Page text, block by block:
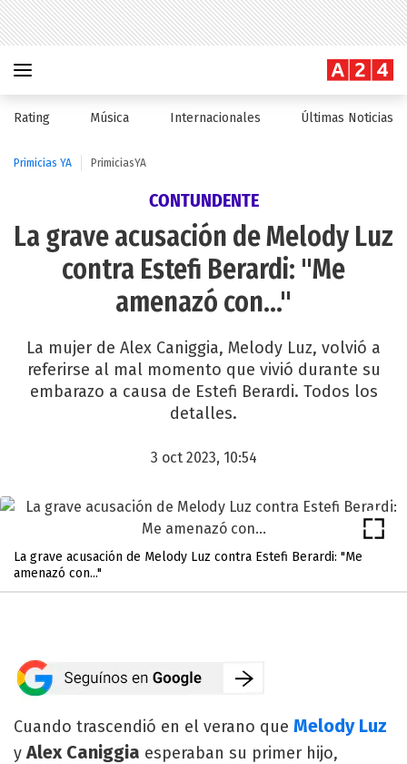
Rating Música Internacionales Últimas Noticias
Primicias YA PrimiciasYA
CONTUNDENTE
La grave acusación de Melody Luz
contra Estefi Berardi: "Me
amenazó con..."
La mujer de Alex Caniggia, Melody Luz, volvió a
referirse al mal momento que vivió durante su
embarazo a causa de Estefi Berardi. Todos los
detalles.
3 oct 2023, 10:54
La grave acusación de Melody Luz contra Estefi Berardi: "Me
amenazó con..."
Cuando trascendió en el verano que Melody Luz
yAlex Caniggia esperaban su primer hijo,